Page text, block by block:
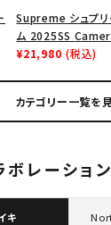
Supreme シュプリ
ム 2025SS Camera
Bag + Mini Pouch
¥21,980 (税込)
カテゴリー一覧を
ボレーショ
キ